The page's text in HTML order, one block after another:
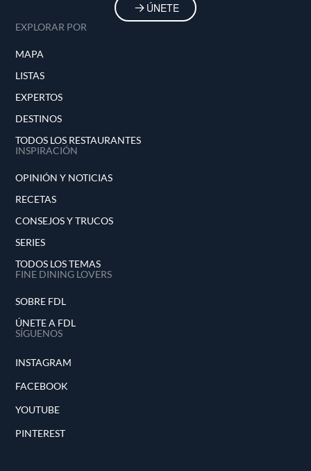
ÚNETE
EXPLORAR POR
MAPA
LISTAS
EXPERTOS
DESTINOS
TODOS LOS RESTAURANTES
INSPIRACIÓN
OPINIÓN Y NOTICIAS
RECETAS
CONSEJOS Y TRUCOS
SERIES
TODOS LOS TEMAS
FINE DINING LOVERS
SOBRE FDL
ÚNETE A FDL
SÍGUENOS
INSTAGRAM
FACEBOOK
YOUTUBE
PINTEREST